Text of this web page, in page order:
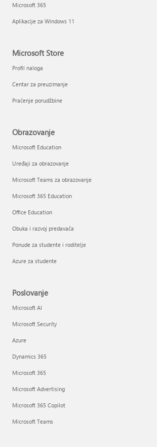
Microsoft 365
Aplikacije za Windows 11
Microsoft Store
Profil naloga
Centar za preuzimanje
Praćenje porudžbine
Obrazovanje
Microsoft Education
Uređaji za obrazovanje
Microsoft Teams za obrazovanje
Microsoft 365 Education
Office Education
Obuka i razvoj predavača
Ponude za studente i roditelje
Azure za studente
Poslovanje
Microsoft AI
Microsoft Security
Azure
Dynamics 365
Microsoft 365
Microsoft Advertising
Microsoft 365 Copilot
Microsoft Teams